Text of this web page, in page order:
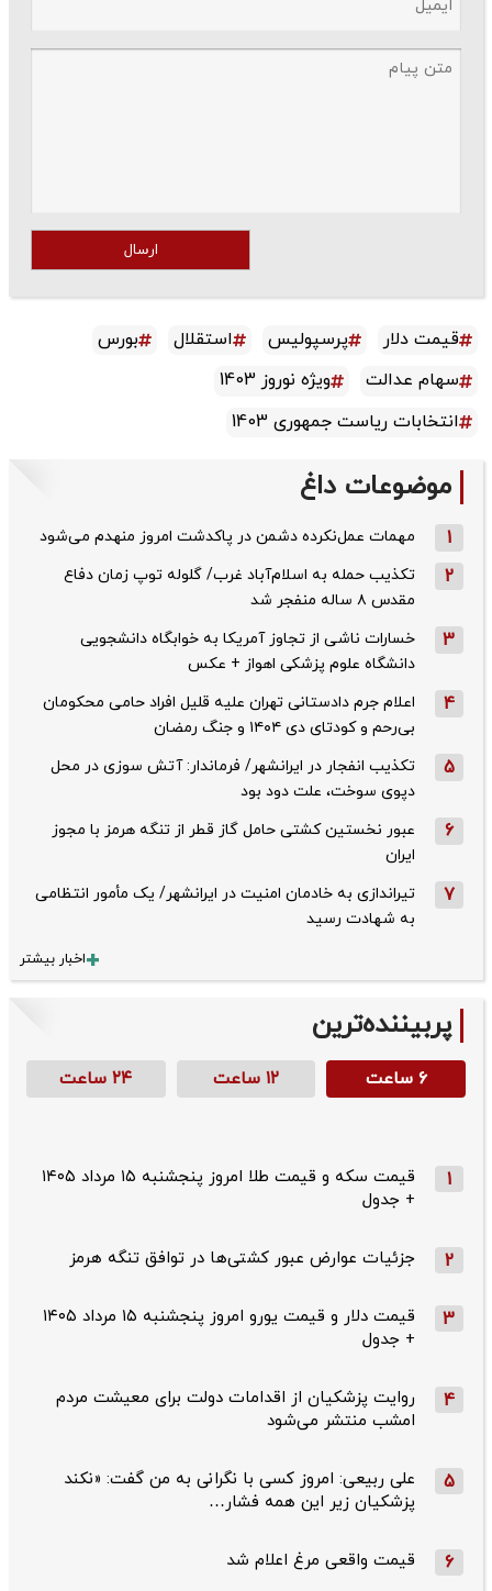
ارسال
قیمت دلار پرسپولیس استقلال
بورس
سهام عدالت
ویژه نوروز 1403
انتخابات ریاست جمهوری 1403
موضوعات داغ
1 مهمات عمل‌نکرده دشمن در پاکدشت امروز منهدم می‌شود
2
تکذیب حمله به اسلام‌آباد غرب/ گلوله توپ زمان دفاع
مقدس ۸ ساله منفجر شد
3
خسارات ناشی از تجاوز آمریکا به خوابگاه دانشجویی
دانشگاه علوم پزشکی اهواز + عکس
4
اعلام جرم دادستانی تهران علیه قلیل افراد حامی محکومان
بی‌رحم و کودتای دی‌ ۱۴۰۴ و جنگ رمضان
5
تکذیب ‌انفجار در ایرانشهر/ فرماندار: آتش سوزی در محل
دپوی سوخت، علت دود بود
6
عبور نخستین کشتی حامل گاز قطر از تنگه هرمز با مجوز
ایران
7
تیراندازی به خادمان امنیت در ایرانشهر/ یک مأمور انتظامی
به شهادت رسید
اخبار بیشتر
پربیننده‌ترین
۶ ساعت ۱۲ ساعت ۲۴ ساعت
1
قیمت سکه و قیمت طلا امروز پنجشنبه ۱۵ مرداد ۱۴۰۵
+ جدول
2 جزئیات عوارض عبور کشتی‌ها در توافق تنگه هرمز
3
قیمت دلار و قیمت یورو امروز پنجشنبه ۱۵ مرداد ۱۴۰۵
+ جدول
4
روایت پزشکیان از اقدامات دولت برای معیشت مردم
امشب منتشر می‌شود
5
علی ربیعی: امروز کسی با نگرانی به من گفت: «نکند
پزشکیان زیر این همه فشار…
6 قیمت واقعی مرغ اعلام شد